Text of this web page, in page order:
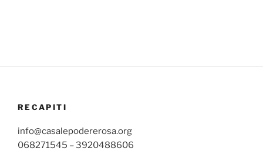
RECAPITI
info@casalepodererosa.org
068271545 – 3920488606